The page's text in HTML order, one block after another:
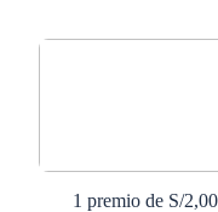
1 premio de S/